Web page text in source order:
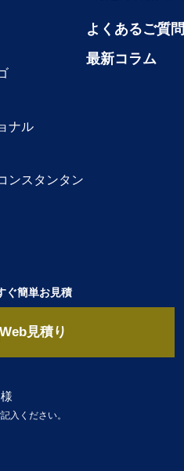
ナル
ンスタンタン
よくあるご質問
最新コラム
ぐ簡単お見積
Web見積り
入ください。